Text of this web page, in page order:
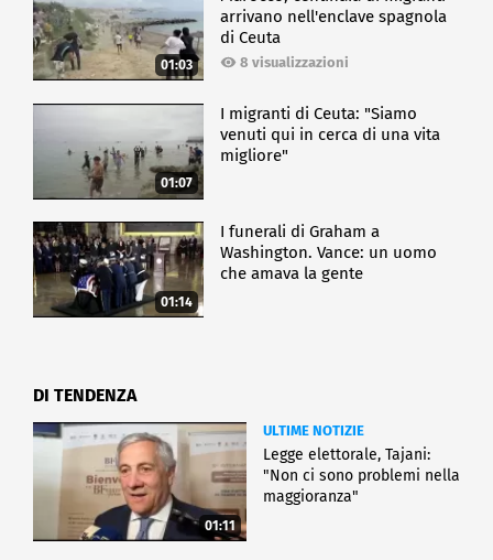
01:03
arrivano nell'enclave spagnola
di Ceuta
8 visualizzazioni
01:07
I migranti di Ceuta: "Siamo
venuti qui in cerca di una vita
migliore"
01:14
I funerali di Graham a
Washington. Vance: un uomo
che amava la gente
DI TENDENZA
01:11
ULTIME NOTIZIE
Legge elettorale, Tajani:
"Non ci sono problemi nella
maggioranza"